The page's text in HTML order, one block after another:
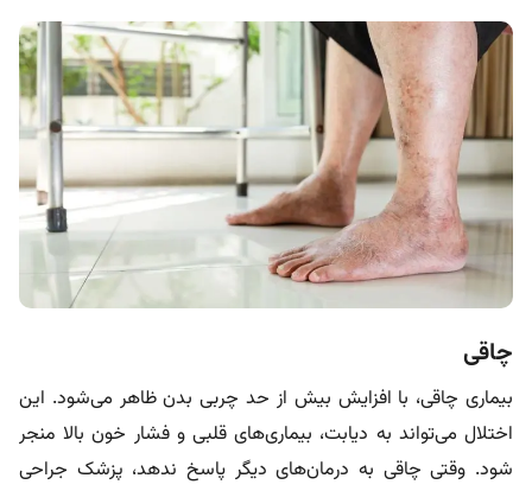
چاقی
بیماری چاقی، با افزایش بیش از حد چربی بدن ظاهر می‌شود. این
اختلال می‌تواند به دیابت، بیماری‌های قلبی و فشار خون بالا منجر
شود. وقتی چاقی به درمان‌های دیگر پاسخ ندهد، پزشک جراحی